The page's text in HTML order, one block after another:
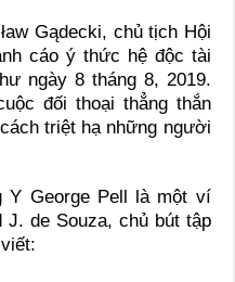
Gądecki, chủ tịch Hội
cáo ý thức hệ độc tài
ngày 8 tháng 8, 2019.
đối thoại thẳng thắn
triệt hạ những người
Y George Pell là một ví
J. de Souza, chủ bút tập